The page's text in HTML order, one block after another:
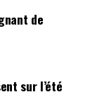
de
sur l’été